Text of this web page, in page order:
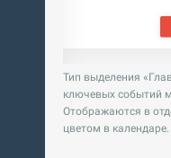
Тип выделения
ключевых событий
Отображаются в
цветом в календаре.